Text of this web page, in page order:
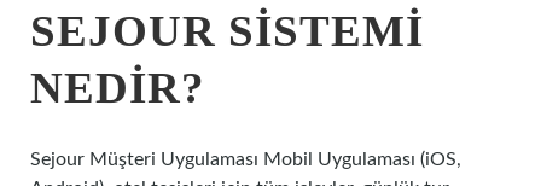
SEJOUR SISTEMI
NEDIR?
Sejour Müşteri Uygulaması Mobil Uygulaması (iOS,